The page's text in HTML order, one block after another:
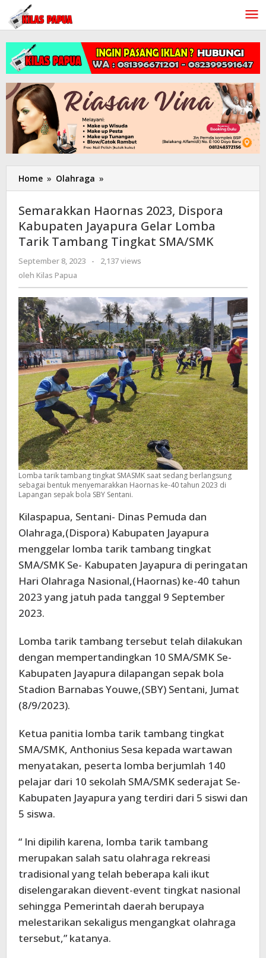
Lewati
konten
Home » Olahraga »
Haornas
Dispora
Kabupaten
Jayapura
Lomba
Tambang
Tingkat
SMA/SMK
Semarakkan Haornas 2023, Dispora
Kabupaten Jayapura Gelar Lomba
Tarik Tambang Tingkat SMA/SMK
September 8, 2023
oleh
-
2,137 views
oleh Kilas Papua
Lomba tarik tambang tingkat SMASMK saat sedang berlangsung
sebagai bentuk menyemarakkan Haornas ke-40 tahun 2023 di
Lapangan sepak bola SBY Sentani.
Kilaspapua, Sentani- Dinas Pemuda dan
Olahraga,(Dispora) Kabupaten Jayapura
menggelar lomba tarik tambang tingkat
SMA/SMK Se- Kabupaten Jayapura di peringatan
Hari Olahraga Nasional,(Haornas) ke-40 tahun
2023 yang jatuh pada tanggal 9 September
2023.
Lomba tarik tambang tersebut telah dilakukan
dengan mempertandingkan 10 SMA/SMK Se-
Kabupaten Jayapura dilapangan sepak bola
Stadion Barnabas Youwe,(SBY) Sentani, Jumat
(8/9/2023).
Ketua panitia lomba tarik tambang tingkat
SMA/SMK, Anthonius Sesa kepada wartawan
menyatakan, peserta lomba berjumlah 140
pelajar dari 10 sekolah SMA/SMK sederajat Se-
Kabupaten Jayapura yang terdiri dari 5 siswi dan
5 siswa.
“ Ini dipilih karena, lomba tarik tambang
merupakan salah satu olahraga rekreasi
tradisional yang telah beberapa kali ikut
diselengarakan dievent-event tingkat nasional
sehingga Pemerintah daerah berupaya
melestarikan sekaligus mengangkat olahraga
tersebut,” katanya.